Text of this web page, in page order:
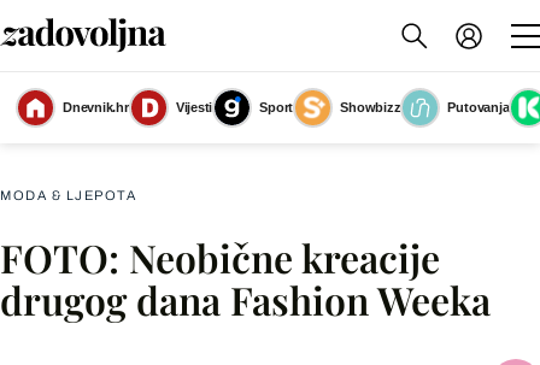
Dnevnik.hr Vijesti Sport Showbizz
Putovanja
Slika nije dostupna
MODA & LJEPOTA
FOTO: Neobične kreacije
drugog dana Fashion Weeka
Facebook